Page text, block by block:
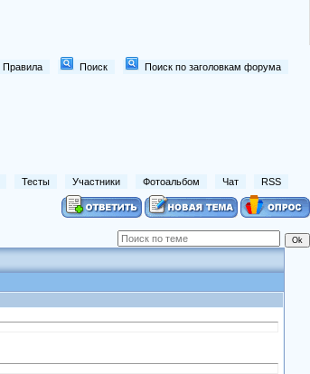
Правила Поиск Поиск по заголовкам форума
Тесты Участники Фотоальбом Чат RSS